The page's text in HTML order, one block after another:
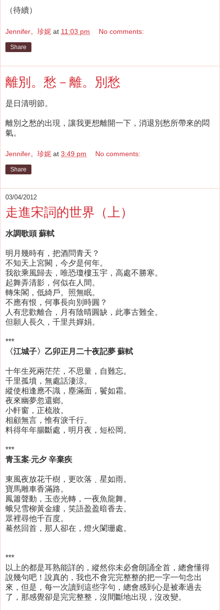
（待續）
Jennifer。珍妮 at 11:03 pm No comments:
Share
離別。愁－離。別愁
是日清明節。
離別之愁的出現，讓我更想離開一下，消退別愁所帶來的悶
氣。
Jennifer。珍妮 at 3:49 pm No comments:
Share
03/04/2012
走進宋詞的世界（上）
水調歌頭 蘇軾
明月幾時有，把酒問青天？
不知天上宮闕，今夕是何年。
我欲乘風歸去，唯恐瓊樓玉宇，高處不勝寒。
起舞弄清影，何似在人間。
轉朱閣，低綺戶。照無眠。
不應有恨，何事長向別時圓？
人有悲歡離合，月有陰晴圓缺，此事古難全。
但願人長久，千里共嬋娟。
***
〈江城子〉乙卯正月二十夜記夢 蘇軾
十年生死兩茫茫，不思量，自難忘。
千里孤墳，無處話淒涼。
縱使相逢應不識，塵滿面，鬢如霜。
夜來幽夢忽還鄉。
小軒窗，正梳妝。
相顧無言，惟有淚千行。
料得年年腸斷處，明月夜，短松岡。
***
青玉案‧元夕 辛棄疾
東風夜放花千樹，更吹落﹑星如雨。
寶馬雕車香滿路。
鳳簫聲動，玉壺光轉，一夜魚龍舞。
蛾兒雪柳黃金縷，笑語盈盈暗香去。
眾裡尋他千百度。
驀然回首，那人卻在，燈火闌珊處。
***
以上的都是耳熟能詳的，縱然你未必會朗誦全首，總會懂得
說幾句吧！說真的，我也不會完完整整的把一字一句念出
來，但是，每一次讀到這些字句，總會感到心是被牽過去
了，那感覺卻是完完整整，沒間斷地出現，沒改變。